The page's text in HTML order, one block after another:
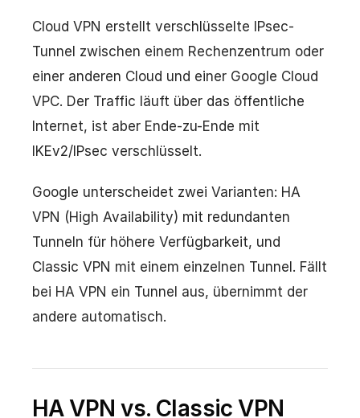
Cloud VPN erstellt verschlüsselte IPsec-
Tunnel zwischen einem Rechenzentrum oder
einer anderen Cloud und einer Google Cloud
VPC. Der Traffic läuft über das öffentliche
Internet, ist aber Ende-zu-Ende mit
IKEv2/IPsec verschlüsselt.
Google unterscheidet zwei Varianten: HA
VPN (High Availability) mit redundanten
Tunneln für höhere Verfügbarkeit, und
Classic VPN mit einem einzelnen Tunnel. Fällt
bei HA VPN ein Tunnel aus, übernimmt der
andere automatisch.
HA VPN vs. Classic VPN